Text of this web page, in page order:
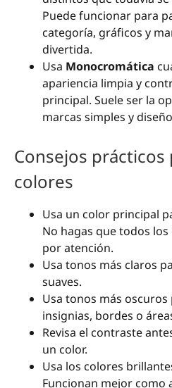
Puede funcionar para
categoría, gráficos y
divertida.
Usa Monocromática
apariencia limpia y
principal. Suele ser la
marcas simples y
Consejos prácticos
colores
Usa un color principal
No hagas que todos
por atención.
Usa tonos más claros
suaves.
Usa tonos más oscuros
insignias, bordes o
Revisa el contraste
un color.
Usa los colores
Funcionan mejor como